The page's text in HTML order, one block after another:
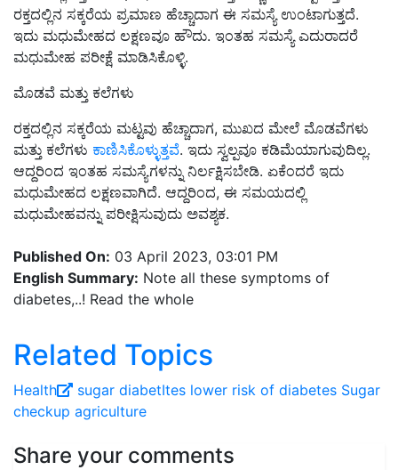
ರಕ್ತದಲ್ಲಿನ ಸಕ್ಕರೆಯ ಪ್ರಮಾಣ ಹೆಚ್ಚಾದಾಗ ಈ ಸಮಸ್ಯೆ ಉಂಟಾಗುತ್ತದೆ.
ಇದು ಮಧುಮೇಹದ ಲಕ್ಷಣವೂ ಹೌದು. ಇಂತಹ ಸಮಸ್ಯೆ ಎದುರಾದರೆ
ಮಧುಮೇಹ ಪರೀಕ್ಷೆ ಮಾಡಿಸಿಕೊಳ್ಳಿ.
ಮೊಡವೆ ಮತ್ತು ಕಲೆಗಳು
ರಕ್ತದಲ್ಲಿನ ಸಕ್ಕರೆಯ ಮಟ್ಟವು ಹೆಚ್ಚಾದಾಗ, ಮುಖದ ಮೇಲೆ ಮೊಡವೆಗಳು
ಮತ್ತು ಕಲೆಗಳು ಕಾಣಿಸಿಕೊಳ್ಳುತ್ತವೆ. ಇದು ಸ್ವಲ್ಪವೂ ಕಡಿಮೆಯಾಗುವುದಿಲ್ಲ.
ಆದ್ದರಿಂದ ಇಂತಹ ಸಮಸ್ಯೆಗಳನ್ನು ನಿರ್ಲಕ್ಷಿಸಬೇಡಿ. ಏಕೆಂದರೆ ಇದು
ಮಧುಮೇಹದ ಲಕ್ಷಣವಾಗಿದೆ. ಆದ್ದರಿಂದ, ಈ ಸಮಯದಲ್ಲಿ
ಮಧುಮೇಹವನ್ನು ಪರೀಕ್ಷಿಸುವುದು ಅವಶ್ಯಕ.
Published On: 03 April 2023, 03:01 PM
English Summary: Note all these symptoms of
diabetes,..! Read the whole
Related Topics
Health sugar diabetItes lower risk of diabetes Sugar
checkup agriculture
Share your comments